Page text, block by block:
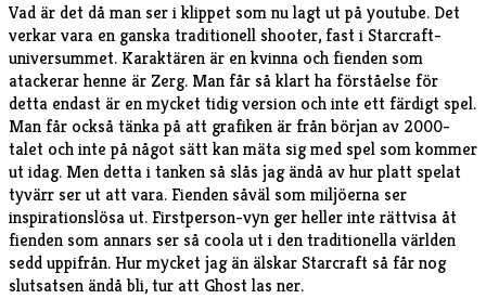
Vad är det då man ser i klippet som nu lagt ut på youtube. Det
verkar vara en ganska traditionell shooter, fast i Starcraft-
universummet. Karaktären är en kvinna och fienden som
atackerar henne är Zerg. Man får så klart ha förståelse för
detta endast är en mycket tidig version och inte ett färdigt spel.
Man får också tänka på att grafiken är från början av 2000-
talet och inte på något sätt kan mäta sig med spel som kommer
ut idag. Men detta i tanken så slås jag ändå av hur platt spelat
tyvärr ser ut att vara. Fienden såväl som miljöerna ser
inspirationslösa ut. Firstperson-vyn ger heller inte rättvisa åt
fienden som annars ser så coola ut i den traditionella världen
sedd uppifrån. Hur mycket jag än älskar Starcraft så får nog
slutsatsen ändå bli, tur att Ghost las ner.